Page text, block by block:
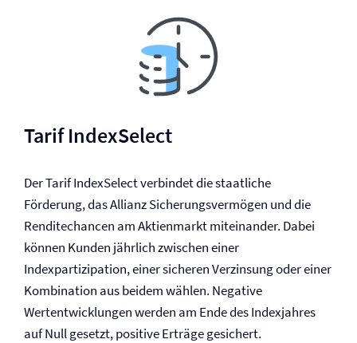
Tarif IndexSelect
Der Tarif IndexSelect verbindet die staatliche
Förderung, das Allianz Sicherungsvermögen und die
Renditechancen am Aktienmarkt miteinander. Dabei
können Kunden jährlich zwischen einer
Indexpartizipation, einer sicheren Verzinsung oder einer
Kombination aus beidem wählen. Negative
Wertentwicklungen werden am Ende des Indexjahres
auf Null gesetzt, positive Erträge gesichert.